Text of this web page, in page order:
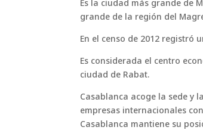
Es la ciudad más grande de
grande de la región del
En el censo de 2012 registró
Es considerada el centro
ciudad de Rabat.
Casablanca acoge la sede y
empresas internacionales
Casablanca mantiene su